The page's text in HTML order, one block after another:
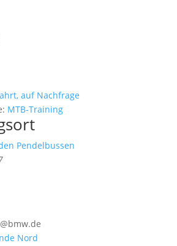
auf Nachfrage
MTB-Training
Pendelbussen
Nord